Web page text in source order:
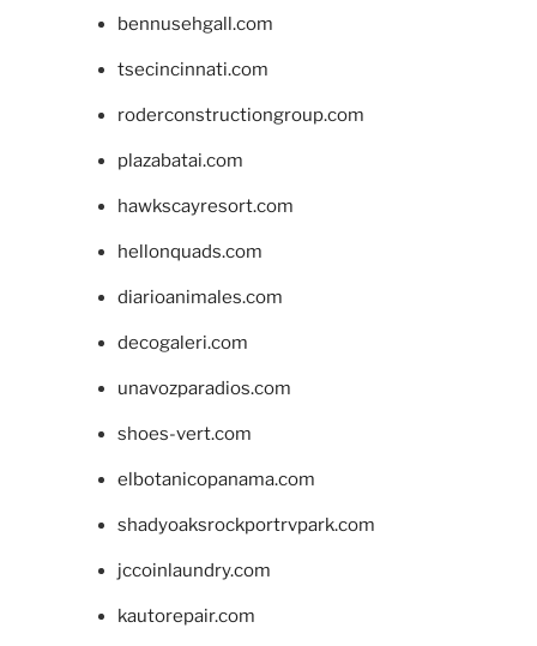
bennusehgall.com
tsecincinnati.com
roderconstructiongroup.com
plazabatai.com
hawkscayresort.com
hellonquads.com
diarioanimales.com
decogaleri.com
unavozparadios.com
shoes-vert.com
elbotanicopanama.com
shadyoaksrockportrvpark.com
jccoinlaundry.com
kautorepair.com